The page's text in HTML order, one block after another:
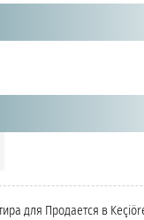
для Продается в